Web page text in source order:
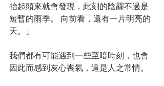
抬起頭來就會發現，此刻的陰霾不過是
短暫的雨季。 向前看，還有一片明亮的
天。」
我們都有可能遇到一些至暗時刻，也會
因此而感到灰心喪氣，這是人之常情。